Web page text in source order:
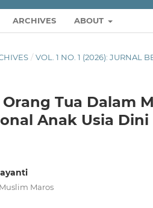
ARCHIVES ABOUT
/ VOL. 1 NO. 1 (2026): JURNAL
Orang Tua Dalam
Anak Usia Dini
Maros